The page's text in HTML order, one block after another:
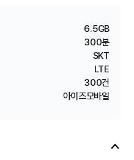
6.5GB
300분
SKT
LTE
300건
아이즈모바일